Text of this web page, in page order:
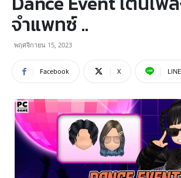
จำแพทซ์ ..
พฤศจิกายน 15, 2023
Facebook X LINE